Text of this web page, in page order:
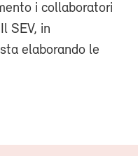
i collaboratori
SEV, in
elaborando le